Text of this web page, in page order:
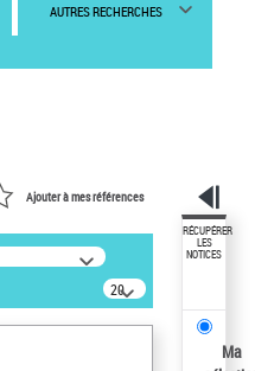
AUTRES RECHERCHES
Ajouter à mes références
20
résultats/page
RÉCUPÉRER
LES
NOTICES
Ma